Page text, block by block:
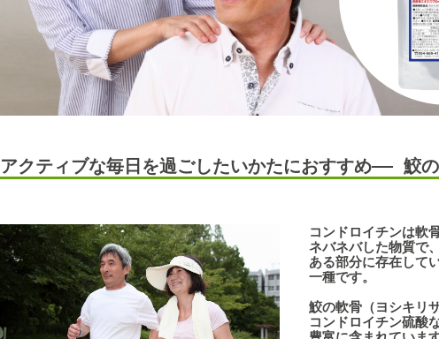
アクティブな毎日を過ごしたいかたにおすすめ―― 鮫
コンドロイチンは軟
ネバネバした物質で、
ある部分に存在してい
一種です。
鮫の軟骨（ヨシキリ
コンドロイチン硫酸な